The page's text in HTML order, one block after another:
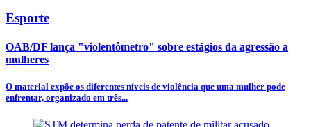
Esporte
OAB/DF lança "violentômetro" sobre estágios da agressão a
mulheres
O material expõe os diferentes níveis de violência que uma mulher pode
enfrentar, organizado em três...